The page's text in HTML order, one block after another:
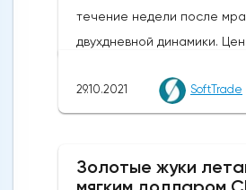
течение недели после
двухдневной динамики.
преддверии решений
резервной системы США
неделе 2-3 ноября.На этой
29.10.2021 SoftTrade
Золотые жуки